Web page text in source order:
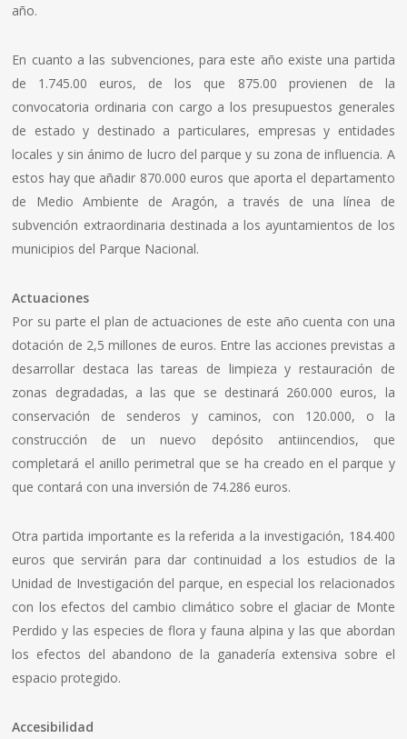
año.
En cuanto a las subvenciones, para este año existe una partida
de 1.745.00 euros, de los que 875.00 provienen de la
convocatoria ordinaria con cargo a los presupuestos generales
de estado y destinado a particulares, empresas y entidades
locales y sin ánimo de lucro del parque y su zona de influencia. A
estos hay que añadir 870.000 euros que aporta el departamento
de Medio Ambiente de Aragón, a través de una línea de
subvención extraordinaria destinada a los ayuntamientos de los
municipios del Parque Nacional.
Actuaciones
Por su parte el plan de actuaciones de este año cuenta con una
dotación de 2,5 millones de euros. Entre las acciones previstas a
desarrollar destaca las tareas de limpieza y restauración de
zonas degradadas, a las que se destinará 260.000 euros, la
conservación de senderos y caminos, con 120.000, o la
construcción de un nuevo depósito antiincendios, que
completará el anillo perimetral que se ha creado en el parque y
que contará con una inversión de 74.286 euros.
Otra partida importante es la referida a la investigación, 184.400
euros que servirán para dar continuidad a los estudios de la
Unidad de Investigación del parque, en especial los relacionados
con los efectos del cambio climático sobre el glaciar de Monte
Perdido y las especies de flora y fauna alpina y las que abordan
los efectos del abandono de la ganadería extensiva sobre el
espacio protegido.
Accesibilidad